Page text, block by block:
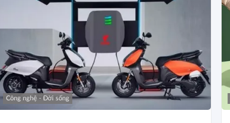
Công nghệ - Đời sống